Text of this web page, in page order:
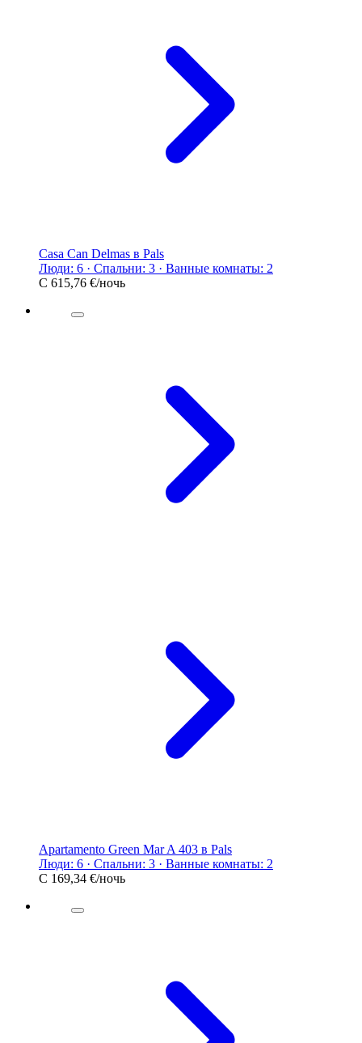
Casa Can Delmas в Pals
Люди: 6 · Спальни: 3 · Ванные комнаты: 2
С 615,76 €/ночь
Apartamento Green Mar A 403 в Pals
Люди: 6 · Спальни: 3 · Ванные комнаты: 2
С 169,34 €/ночь